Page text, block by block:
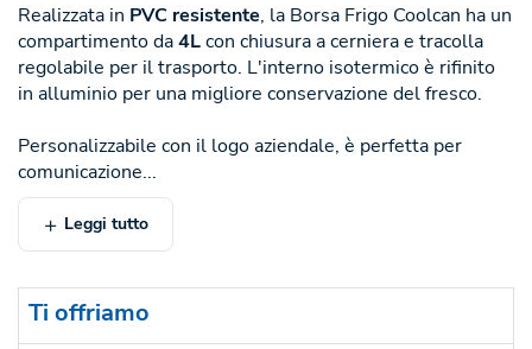
Realizzata in PVC resistente, la Borsa Frigo Coolcan ha un
compartimento da4Lcon chiusura a cerniera e tracolla
regolabile per il trasporto. L'interno isotermico è rifinito
in alluminio per una migliore conservazione del fresco.
Personalizzabile con il logo aziendale, è perfetta per
comunicazione...
Leggi tutto
Ti offriamo